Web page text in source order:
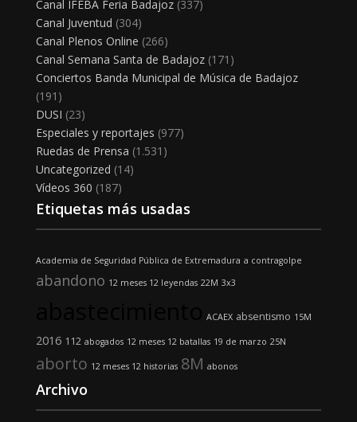
Canal IFEBA Feria Badajoz(337)
Canal Juventud (304)
Canal Plenos Online (266)
Canal Semana Santa de Badajoz(171)
Conciertos Banda Municipal de Música de Badajoz
(191)
DUSI (23)
Especiales y reportajes (977)
Ruedas de Prensa (1.531)
Uncategorized (14)
Vídeos 360 (187)
Etiquetas más usadas
Academia de Seguridad Pública de Extremadura a contragolpe
abandono 12 meses 12 leyendas 22M 3x3
ACAEX absentismo 15M
2016 112 abogados 12 meses 12 batallas 19 de marzo 25N
aborto 12 meses 12 historias 8M abonos
Archivo